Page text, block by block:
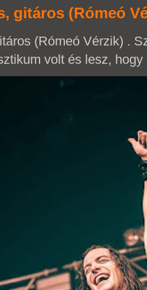
gitáros (Rómeó
(Rómeó Vérzik) .
volt és lesz,